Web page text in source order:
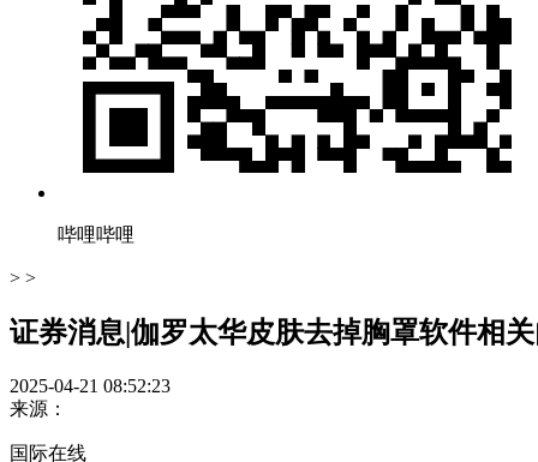
哔哩哔哩
> >
证券消息|伽罗太华皮肤去掉胸罩软件相
2025-04-21 08:52:23
来源：
国际在线